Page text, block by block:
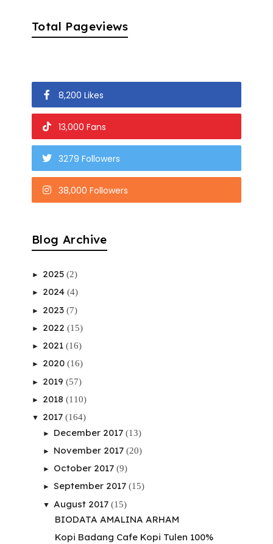
Total Pageviews
8,200 Likes
13,000 Fans
3279 Followers
38,000 Followers
Blog Archive
► 2025 (2)
► 2024 (4)
► 2023 (7)
► 2022 (15)
► 2021 (16)
► 2020 (16)
► 2019 (57)
► 2018 (110)
▼ 2017 (164)
► December 2017 (13)
► November 2017 (20)
► October 2017 (9)
► September 2017 (15)
▼ August 2017 (15)
BIODATA AMALINA ARHAM
Kopi Badang Cafe Kopi Tulen 100%